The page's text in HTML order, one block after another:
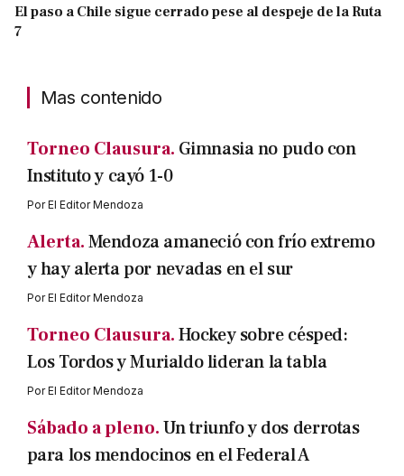
El paso a Chile sigue cerrado pese al despeje de la Ruta
7
Mas contenido
Torneo Clausura. Gimnasia no pudo con
Instituto y cayó 1-0
PorEl Editor Mendoza
Alerta.Mendoza amaneció con frío extremo
y hay alerta por nevadas en el sur
PorEl Editor Mendoza
Torneo Clausura.Hockey sobre césped:
Los Tordos y Murialdo lideran la tabla
PorEl Editor Mendoza
Sábado a pleno.Un triunfo y dos derrotas
para los mendocinos en el Federal A